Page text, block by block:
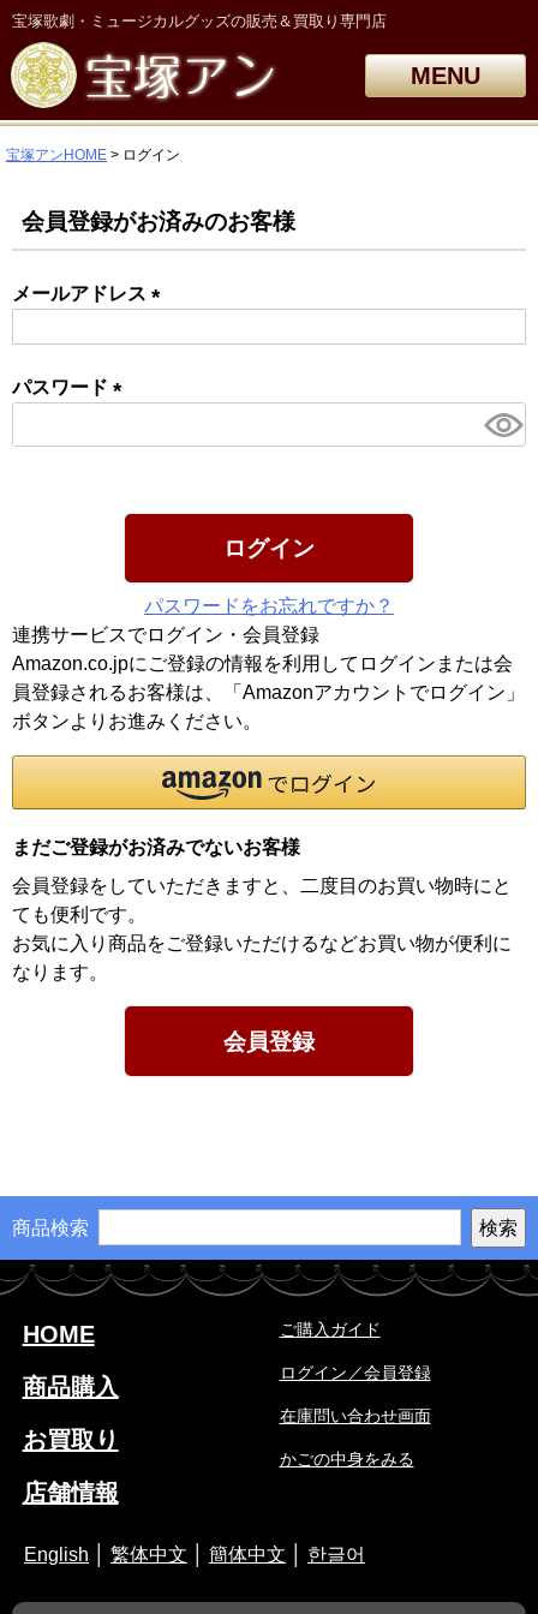
宝塚歌劇・ミュージカルグッズの販売＆買取り専門店
MENU
宝塚アンHOME ログイン
会員登録がお済みのお客様
メールアドレス
パスワード
須)
ログイン
パスワードをお忘れですか？
連携サービスでログイン・会員登録
Amazon.co.jpにご登録の情報を利用してログインまたは会
員登録されるお客様は、「Amazonアカウントでログイン」
ボタンよりお進みください。
まだご登録がお済みでないお客様
会員登録をしていただきますと、二度目のお買い物時にと
ても便利です。
お気に入り商品をご登録いただけるなどお買い物が便利に
なります。
会員登録
商品検索
HOME
商品購入
お買取り
店舗情報
ご購入ガイド
ログイン／会員登録
在庫問い合わせ画面
かごの中身をみる
English 繁体中文 簡体中文 한글어